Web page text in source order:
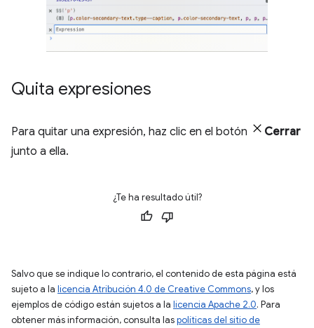
Quita expresiones
Para quitar una expresión, haz clic en el botón
Cerrar
junto a ella.
¿Te ha resultado útil?
Salvo que se indique lo contrario, el contenido de esta página está
sujeto a la licencia Atribución 4.0 de Creative Commons, y los
ejemplos de código están sujetos a la licencia Apache 2.0. Para
obtener más información, consulta laspolíticas del sitio de